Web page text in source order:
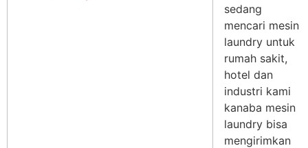
sedang
mencari mesin
laundry untuk
rumah sakit,
hotel dan
industri kami
kanaba mesin
laundry bisa
mengirimkan